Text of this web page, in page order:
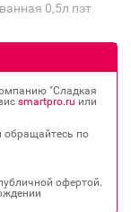
0,5л пэт
"Сладкая
smartpro.ru или
обращайтесь по
офертой.